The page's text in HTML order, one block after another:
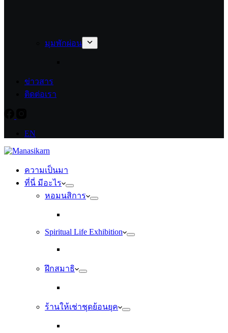
มุมพักผ่อน
ข่าวสาร
ติดต่อเรา
EN
ความเป็นมา
ที่นี่ มีอะไร
หอมนสิการ
Spiritual Life Exhibition
ฝึกสมาธิ
ร้านให้เช่าชุดย้อนยุค